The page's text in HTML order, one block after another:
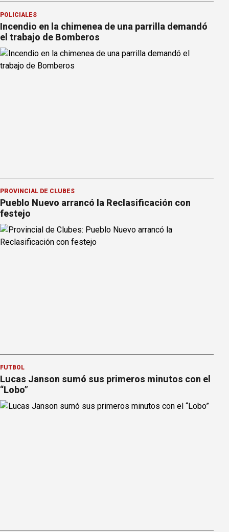
POLICIALES
Incendio en la chimenea de una parrilla demandó
el trabajo de Bomberos
PROVINCIAL DE CLUBES
Pueblo Nuevo arrancó la Reclasificación con
festejo
FÚTBOL
Lucas Janson sumó sus primeros minutos con el
“Lobo”